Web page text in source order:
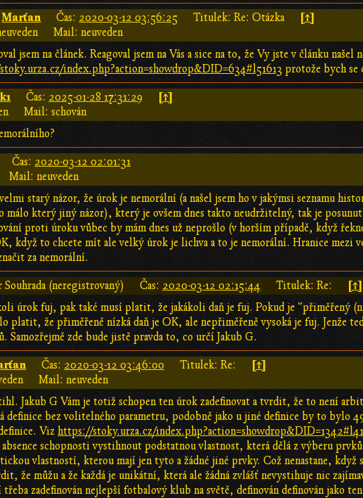
Marťan Čas: 2020-03-12 03:56:25 Titulek: Re: Otázka [↑]
Mail: neuveden
jsem na článek. Reagoval jsem na Vás a sice na to, že Vy jste v článku
index.php?action=showdrop&DID=634#l51613 protože bych se
Čas: 2025-01-28 17:31:29 [↑]
Mail: schován
Čas: 2020-03-12 02:01:31
Mail: neuveden
starý názor, že úrok je nemorální (a našel jsem ho v jakýmsi seznamu
málo který jiný názor), který je ovšem dnes takto neudržitelný, tak je
proti úroku vůbec by mám dnes už neprošlo (v horším případě, když
když to chcete mít ale velký úrok je lichva a to je nemorální. Hranice mezi
za nemorální.
(neregistrovaný) Čas: 2020-03-12 02:15:44 Titulek: Re: [↑]
úrok fuj, pak také musí platit, že jakákoli daň je fuj. Pokud je
platit, že přiměřeně nízká daň je OK, ale nepřiměřeně vysoká je fuj. Jenže
Samozřejmě zde bude jistě pravda to, co určí Jakub G.
Čas: 2020-03-12 03:46:00 Titulek: Re: [↑]
Mail: neuveden
Jakub G Vám je totiž schopen ten úrok zadefinovat a tvrdit, že to není
definice bez volitelného parametru, podobně jako u jiné definice by to bylo
Vizhttps://stoky.urza.cz/
schopnosti vystihnout podstatnou vlastnost, která dělá z výberu
vlastností, kterou mají jen tyto a žádné jiné prvky. Což nenastane, když
že můžu a že každá je unikátní, která ale žádná zvlášť nevystihuje nic
zadefinován nejlepší fotbalový klub na světě, definován definován jako